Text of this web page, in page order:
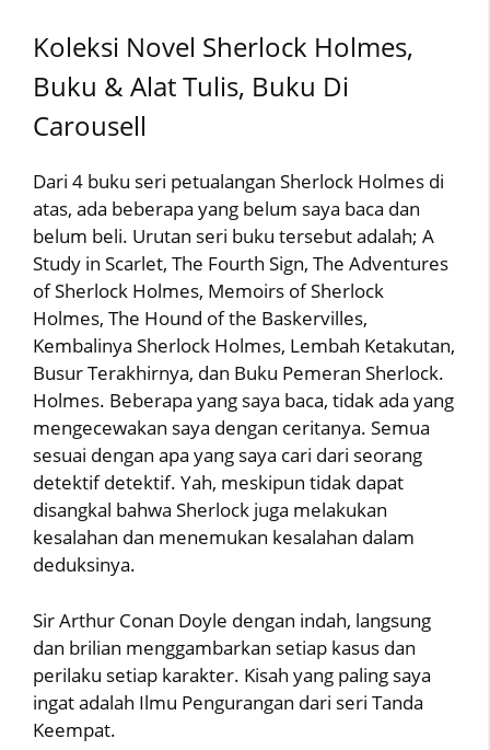
Koleksi Novel Sherlock Holmes,
Buku & Alat Tulis, Buku Di
Carousell
Dari 4 buku seri petualangan Sherlock Holmes di
atas, ada beberapa yang belum saya baca dan
belum beli. Urutan seri buku tersebut adalah; A
Study in Scarlet, The Fourth Sign, The Adventures
of Sherlock Holmes, Memoirs of Sherlock
Holmes, The Hound of the Baskervilles,
Kembalinya Sherlock Holmes, Lembah Ketakutan,
Busur Terakhirnya, dan Buku Pemeran Sherlock.
Holmes. Beberapa yang saya baca, tidak ada yang
mengecewakan saya dengan ceritanya. Semua
sesuai dengan apa yang saya cari dari seorang
detektif detektif. Yah, meskipun tidak dapat
disangkal bahwa Sherlock juga melakukan
kesalahan dan menemukan kesalahan dalam
deduksinya.
Sir Arthur Conan Doyle dengan indah, langsung
dan brilian menggambarkan setiap kasus dan
perilaku setiap karakter. Kisah yang paling saya
ingat adalah Ilmu Pengurangan dari seri Tanda
Keempat.